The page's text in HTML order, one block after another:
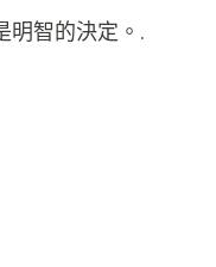
明智的決定。.